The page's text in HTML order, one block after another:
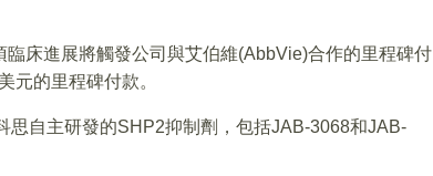
床進展將觸發公司與艾伯維(AbbVie)合作的里程碑付
元的里程碑付款。
自主研發的SHP2抑制劑，包括JAB-3068和JAB-